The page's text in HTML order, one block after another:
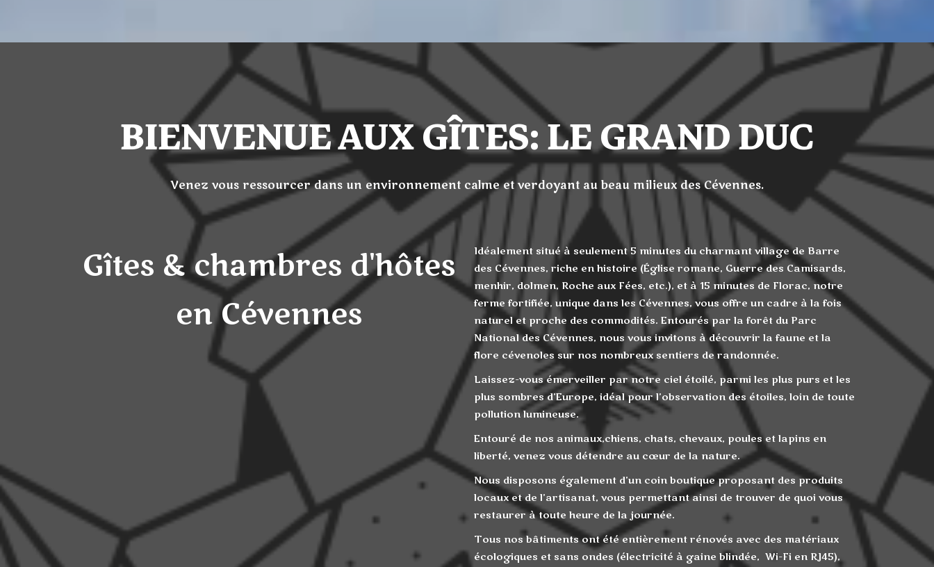
BIENVENUE AUX GÎTES: LE GRAND DUC
Venez vous ressourcer dans un environnement calme et verdoyant au beau milieux des Cévennes.
Gîtes & chambres d'hôtes
en Cévennes
Idéalement situé à seulement 5 minutes du charmant village de Barre
des Cévennes, riche en histoire (Église romane, Guerre des Camisards,
menhir, dolmen, Roche aux Fées, etc.), et à 15 minutes de Florac, notre
ferme fortifiée, unique dans les Cévennes, vous offre un cadre à la fois
naturel et proche des commodités. Entourés par la forêt du Parc
National des Cévennes, nous vous invitons à découvrir la faune et la
flore cévenoles sur nos nombreux sentiers de randonnée.
Laissez-vous émerveiller par notre ciel étoilé, parmi les plus purs et les
plus sombres d’Europe, idéal pour l’observation des étoiles, loin de toute
pollution lumineuse.
Entouré de nos animaux,chiens, chats, chevaux, poules et lapins en
liberté, venez vous détendre au cœur de la nature.
Nous disposons également d’un coin boutique proposant des produits
locaux et de l’artisanat, vous permettant ainsi de trouver de quoi vous
restaurer à toute heure de la journée.
Tous nos bâtiments ont été entièrement rénovés avec des matériaux
écologiques et sans ondes (électricité à gaine blindée, Wi-Fi en RJ45),